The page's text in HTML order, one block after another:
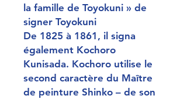
la famille de Toyokuni » de
signer Toyokuni
De 1825 à 1861, il signa
également Kochoro
Kunisada. Kochoro utilise le
second caractère du Maître
de peinture Shinko – de son